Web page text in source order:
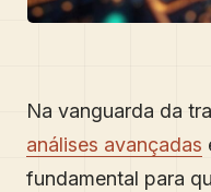
Na vanguarda da
análises avançadas
fundamental para